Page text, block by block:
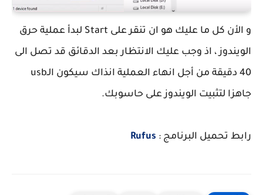
و الأن كل ما عليك هو ان تنقر على Start لبدأ عملية حرق
الويندوز ، اذ وجب عليك الانتظار بعد الدقائق قد تصل الى
40 دقيقة من أجل انهاء العملية انذاك سيكون الـusb
جاهزا لتثبيت الويندوز على حاسوبك.
رابط تحميل البرنامج : Rufus